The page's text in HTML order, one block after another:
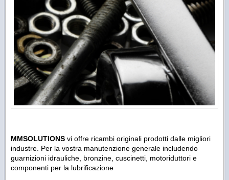
MMSOLUTIONS vi offre ricambi originali prodotti dalle migliori
industre. Per la vostra manutenzione generale includendo
guarnizioni idrauliche, bronzine, cuscinetti, motoriduttori e
componenti per la lubrificazione